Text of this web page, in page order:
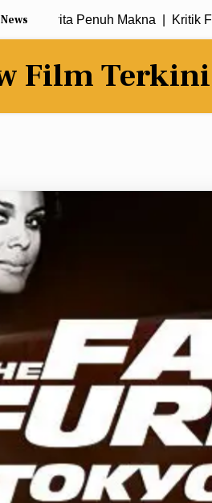
Cerita Penuh Makna |Kritik Film
Film Terkini